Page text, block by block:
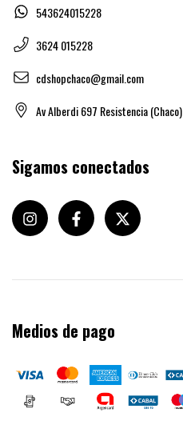
543624015228
3624 015228
cdshopchaco@gmail.com
Av Alberdi 697 Resistencia (Chaco)
Sigamos conectados
Medios de pago